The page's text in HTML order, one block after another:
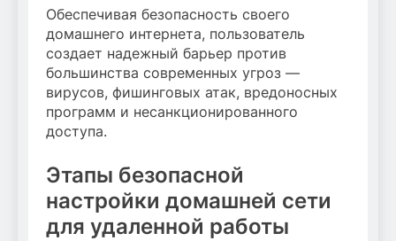
Обеспечивая безопасность своего
домашнего интернета, пользователь
создает надежный барьер против
большинства современных угроз —
вирусов, фишинговых атак, вредоносных
программ и несанкционированного
доступа.
Этапы безопасной
настройки домашней сети
для удаленной работы